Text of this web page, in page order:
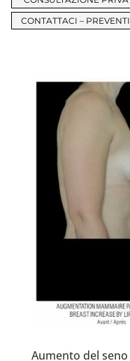
CONTATTACI –
Aumento del